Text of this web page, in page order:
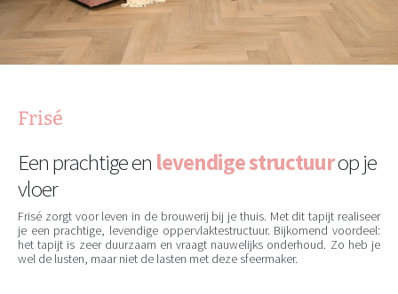
Frisé
Een prachtige en levendige structuurop je
vloer
Frisé zorgt voor leven in de brouwerij bij je thuis. Met dit tapijt realiseer
je een prachtige, levendige oppervlaktestructuur. Bijkomend voordeel:
het tapijt is zeer duurzaam en vraagt nauwelijks onderhoud. Zo heb je
wel de lusten, maar niet de lasten met deze sfeermaker.